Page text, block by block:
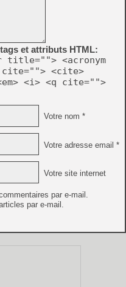
et attributs HTML:
<acronym
<cite>
<i> <q cite="">
Votre nom *
Votre adresse email *
Votre site internet
par e-mail.
par e-mail.